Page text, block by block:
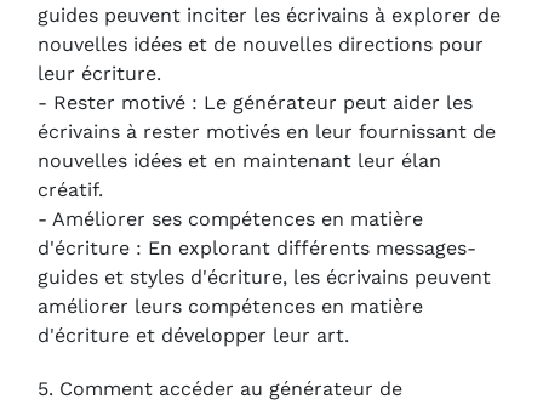
guides peuvent inciter les écrivains à explorer de
nouvelles idées et de nouvelles directions pour
leur écriture.
- Rester motivé : Le générateur peut aider les
écrivains à rester motivés en leur fournissant de
nouvelles idées et en maintenant leur élan
créatif.
- Améliorer ses compétences en matière
d'écriture : En explorant différents messages-
guides et styles d'écriture, les écrivains peuvent
améliorer leurs compétences en matière
d'écriture et développer leur art.
5. Comment accéder au générateur de